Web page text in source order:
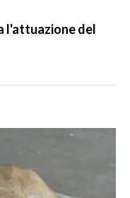
l'attuazione del